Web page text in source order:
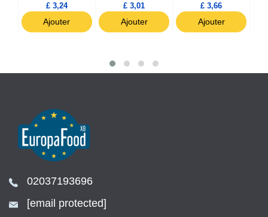
£ 3,24
Ajouter
£ 3,01
Ajouter
£ 3,66
Ajouter
02037193696
[email protected]